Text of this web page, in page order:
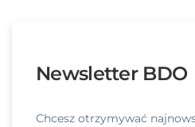
Newsletter BDO
Chcesz otrzymywać